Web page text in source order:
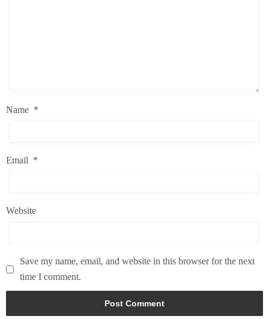
Name *
Email *
Website
Save my name, email, and website in this browser for the next
time I comment.